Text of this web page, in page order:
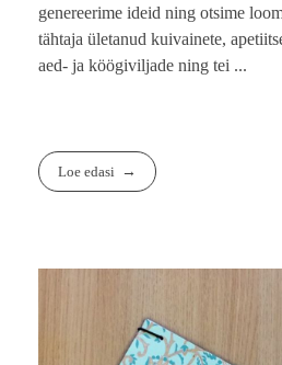
genereerime ideid ning otsime
tähtaja ületanud kuivainete,
aed- ja köögiviljade ning tei ...
Loe edasi